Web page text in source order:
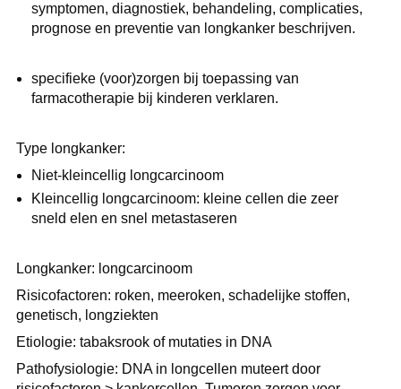
symptomen, diagnostiek, behandeling, complicaties,
prognose en preventie van longkanker beschrijven.
specifieke (voor)zorgen bij toepassing van
farmacotherapie bij kinderen verklaren.
Type longkanker:
Niet-kleincellig longcarcinoom
Kleincellig longcarcinoom: kleine cellen die zeer
sneld elen en snel metastaseren
Longkanker: longcarcinoom
Risicofactoren: roken, meeroken, schadelijke stoffen,
genetisch, longziekten
Etiologie: tabaksrook of mutaties in DNA
Pathofysiologie: DNA in longcellen muteert door